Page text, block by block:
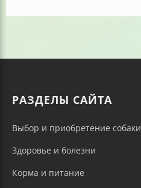
РАЗДЕЛЫ САЙТА
Выбор и приобретение собаки
Здоровье и болезни
Корма и питание